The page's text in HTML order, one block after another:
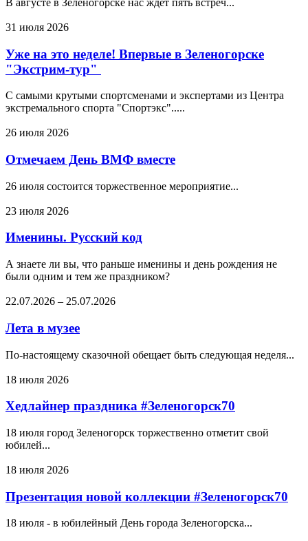
31 июля 2026
Уже на это неделе! Впервые в Зеленогорске
"Экстрим-тур"
С самыми крутыми спортсменами и экспертами из Центра
экстремального спорта "Спортэкс".....
26 июля 2026
Отмечаем День ВМФ вместе
26 июля состоится торжественное мероприятие...
23 июля 2026
Именины. Русский код
А знаете ли вы, что раньше именины и день рождения не
были одним и тем же праздником?
22.07.2026 – 25.07.2026
Лета в музее
По-настоящему сказочной обещает быть следующая неделя...
18 июля 2026
Хедлайнер праздника #Зеленогорск70
18 июля город Зеленогорск торжественно отметит свой
юбилей...
18 июля 2026
Презентация новой коллекции #Зеленогорск70
18 июля - в юбилейный День города Зеленогорска...